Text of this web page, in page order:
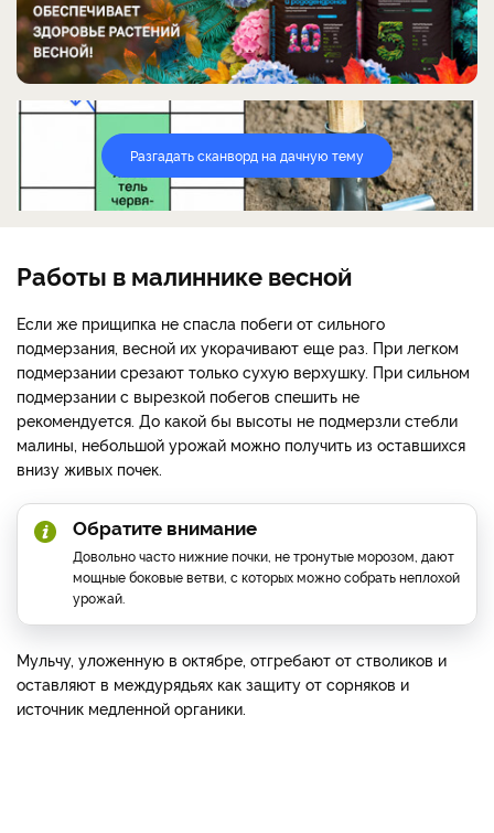
Разгадать сканворд на дачную тему
Работы в малиннике весной
Если же прищипка не спасла побеги от сильного
подмерзания, весной их укорачивают еще раз. При легком
подмерзании срезают только сухую верхушку. При сильном
подмерзании с вырезкой побегов спешить не
рекомендуется. До какой бы высоты не подмерзли стебли
малины, небольшой урожай можно получить из оставшихся
внизу живых почек.
Обратите внимание
Довольно часто нижние почки, не тронутые морозом, дают
мощные боковые ветви, с которых можно собрать неплохой
урожай.
Мульчу, уложенную в октябре, отгребают от стволиков и
оставляют в междурядьях как защиту от сорняков и
источник медленной органики.